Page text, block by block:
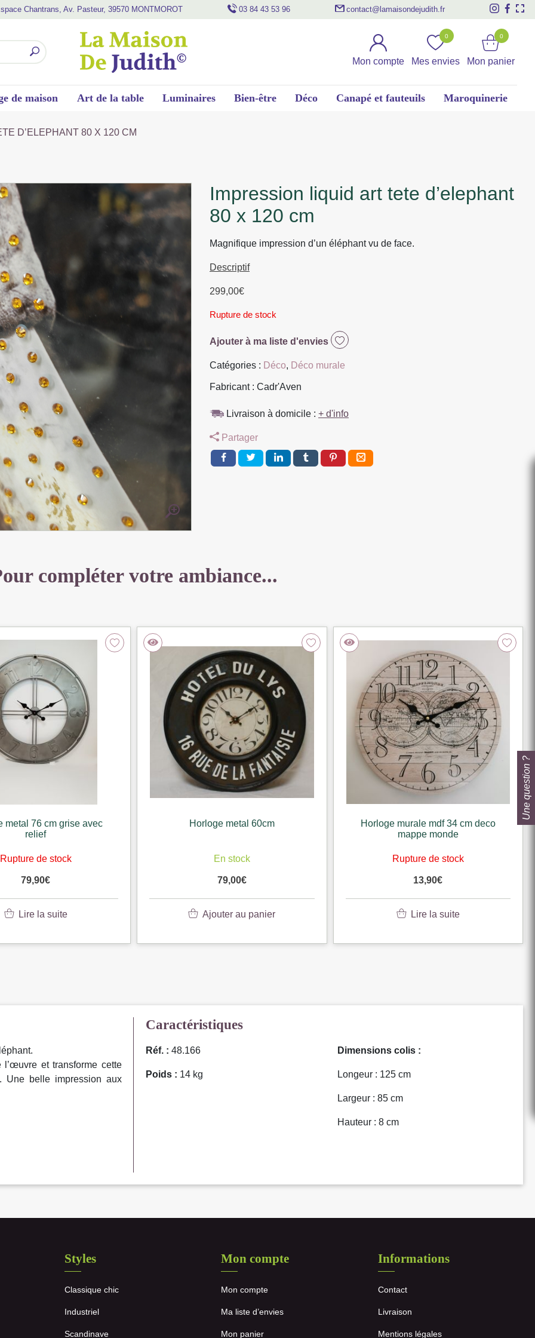
Chantrans, Av. Pasteur, 39570 MONTMOROT 03 84 43 53 96 contact@lamaisondejudith.fr
Mon compte Mes envies
0
Mon panier
0
de maison Art de la table Luminaires Bien-être Déco Canapé et fauteuils Maroquinerie
D’ELEPHANT 80 X 120 CM
impression liquid art tete d’elephant
80 x 120 cm
Magnifique impression d’un éléphant vu de face.
Descriptif
299,00€
Rupture de stock
Ajouter à ma liste d'envies
Catégories : Déco, Déco murale
Fabricant : Cadr'Aven
Livraison à domicile : + d'info
Partager
compléter votre ambiance...
metal 76 cm grise avec
relief
Rupture de stock
79,90€
Lire la suite
Horloge metal 60cm
En stock
79,00€
Ajouter au panier
Horloge murale mdf 34 cm deco
mappe monde
Rupture de stock
13,90€
Lire la suite
l’œuvre et transforme cette
Une belle impression aux
Caractéristiques
Réf. : 48.166
Poids : 14 kg
Dimensions colis :
Longeur : 125 cm
Largeur : 85 cm
Hauteur : 8 cm
Styles
Classique chic
Industriel
Scandinave
Mon compte
Mon compte
Ma liste d’envies
Mon panier
Informations
Contact
Livraison
Mentions légales
Une question ?